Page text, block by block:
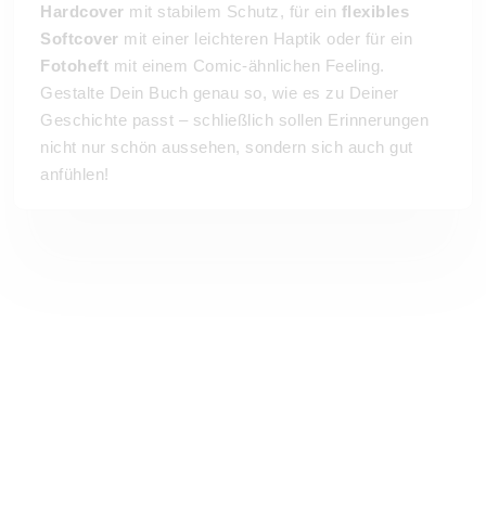
Hardcover mit stabilem Schutz, für ein flexibles
Softcover mit einer leichteren Haptik oder für ein
Fotoheft mit einem Comic-ähnlichen Feeling.
Gestalte Dein Buch genau so, wie es zu Deiner
Geschichte passt – schließlich sollen Erinnerungen
nicht nur schön aussehen, sondern sich auch gut
anfühlen!